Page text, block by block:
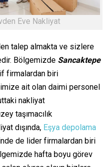
Eve Nakliyat
talep almakta ve sizlere
Bölgemizde Sancaktepe
firmalardan biri
ait olan daimi personel
nakliyat
taşımacılık
dışında, Eşya depolama
de lider firmalardan biri
hafta boyu görev